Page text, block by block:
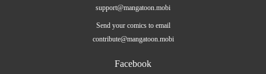
support@mangatoon.mobi
Send your comics to email
contribute@mangatoon.mobi
Facebook